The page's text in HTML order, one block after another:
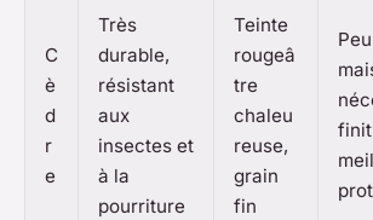
C
è
d
r
e
Très
durable,
résistant
aux
insectes et
à la
pourriture
Teinte
rougeâ
tre
chaleu
reuse,
grain
fin